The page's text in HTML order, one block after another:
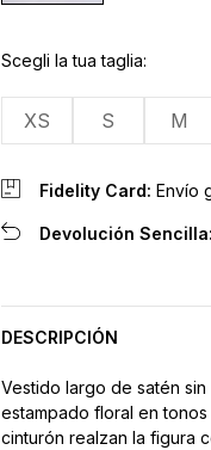
Scegli la tua taglia
XS S M
Fidelity Card: Envío
Devolución Sencilla:
DESCRIPCIÓN
Vestido largo de satén
estampado floral en
cinturón realzan la figura